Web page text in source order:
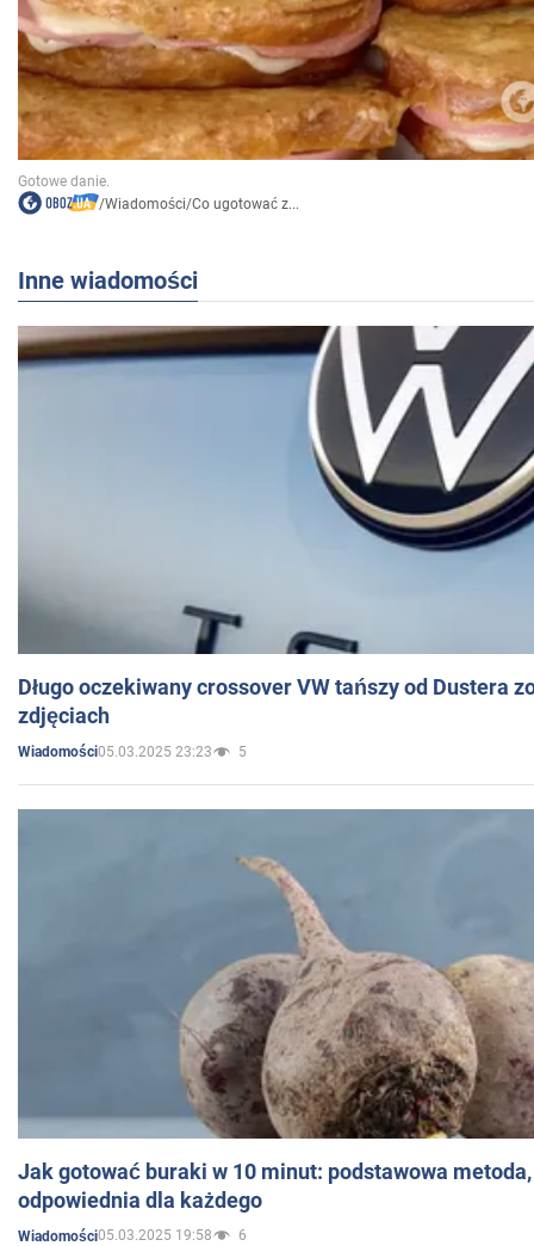
/Wiadomości/Co ugotować z...
Inne wiadomości
Długo oczekiwany crossover VW tańszy od Dustera
zdjęciach
Wiadomości05.03.2025 23:23 5
Jak gotować buraki w 10 minut: podstawowa
odpowiednia dla każdego
Wiadomości05.03.2025 19:58 6